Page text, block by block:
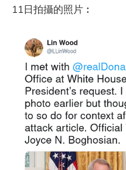
11日拍攝的照片︰